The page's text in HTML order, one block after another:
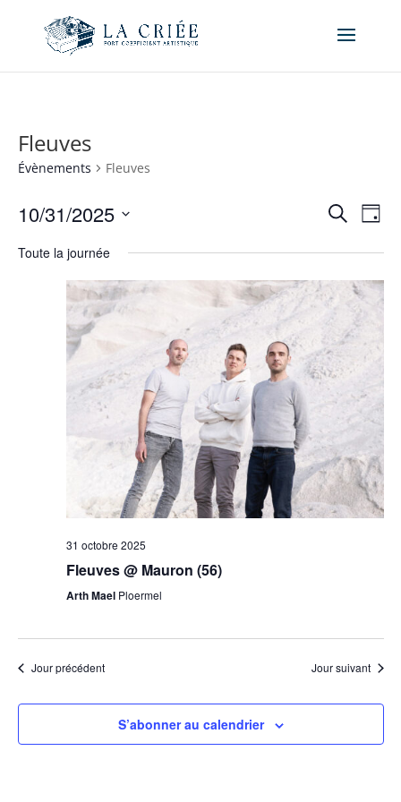
Fleuves
Évènements Fleuves
de
vues
Recherche
de
Jour
10/31/2025
une
Toute la journée
31 octobre 2025
Fleuves @ Mauron (56)
Arth Mael Ploermel
Jour précédent Jour suivant
S’abonner au calendrier